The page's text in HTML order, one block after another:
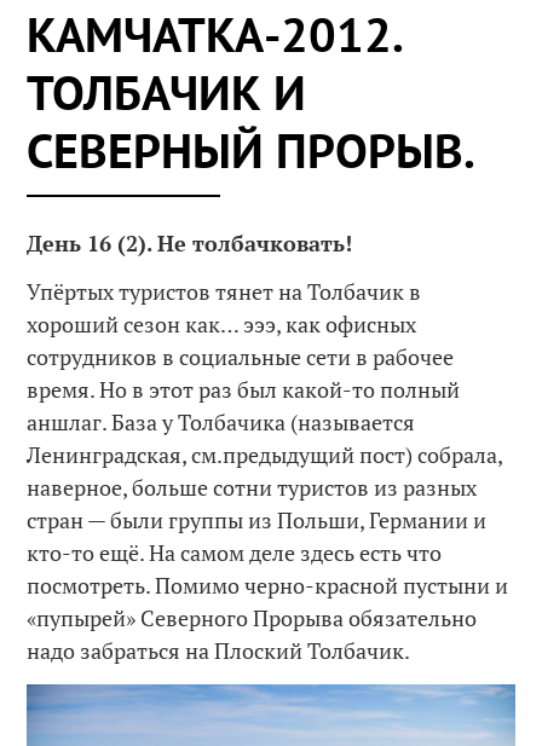
КАМЧАТКА-2012.
ТОЛБАЧИК И
СЕВЕРНЫЙ ПРОРЫВ.
День 16 (2). Не толбачковать!
Упёртых туристов тянет на Толбачик в
хороший сезон как… эээ, как офисных
сотрудников в социальные сети в рабочее
время. Но в этот раз был какой-то полный
аншлаг. База у Толбачика (называется
Ленинградская, см.предыдущий пост) собрала,
наверное, больше сотни туристов из разных
стран — были группы из Польши, Германии и
кто-то ещё. На самом деле здесь есть что
посмотреть. Помимо черно-красной пустыни и
«пупырей» Северного Прорыва обязательно
надо забраться на Плоский Толбачик.